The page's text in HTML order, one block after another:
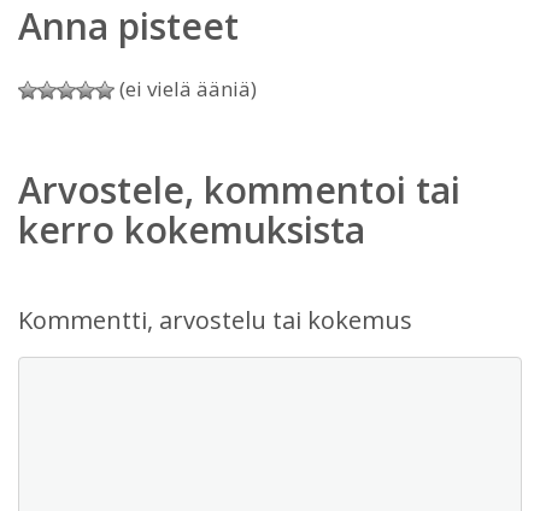
Anna pisteet
(ei vielä ääniä)
Arvostele, kommentoi tai
kerro kokemuksista
Kommentti, arvostelu tai kokemus